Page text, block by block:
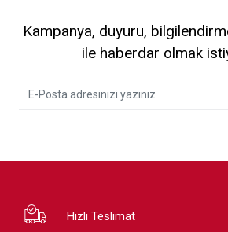
Kampanya, duyuru,
ile haberdar olmak
Hızlı Teslimat